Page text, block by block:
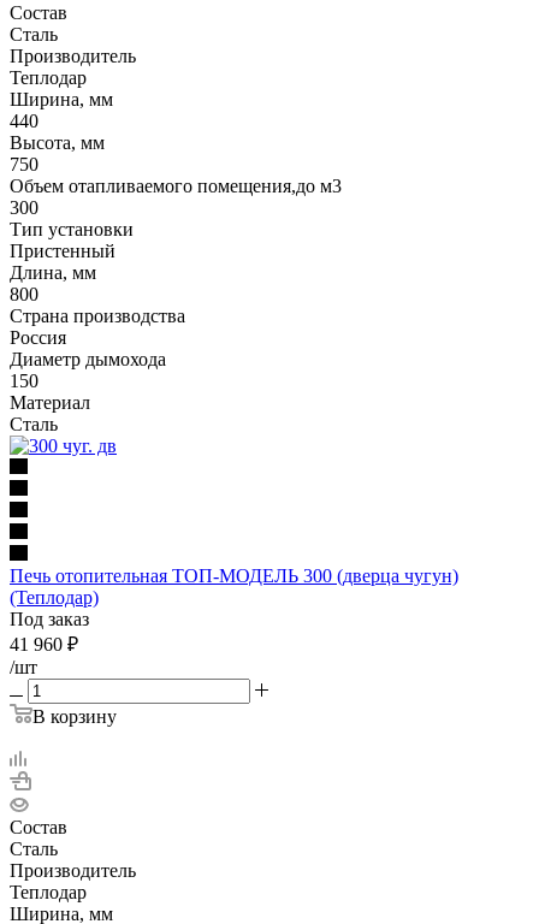
Состав
Сталь
Производитель
Теплодар
Ширина, мм
440
Высота, мм
750
Объем отапливаемого помещения,до м3
300
Тип установки
Пристенный
Длина, мм
800
Страна производства
Россия
Диаметр дымохода
150
Материал
Сталь
Печь отопительная ТОП-МОДЕЛЬ 300 (дверца чугун)
(Теплодар)
Под заказ
41 960 ₽
/шт
В корзину
Состав
Сталь
Производитель
Теплодар
Ширина, мм